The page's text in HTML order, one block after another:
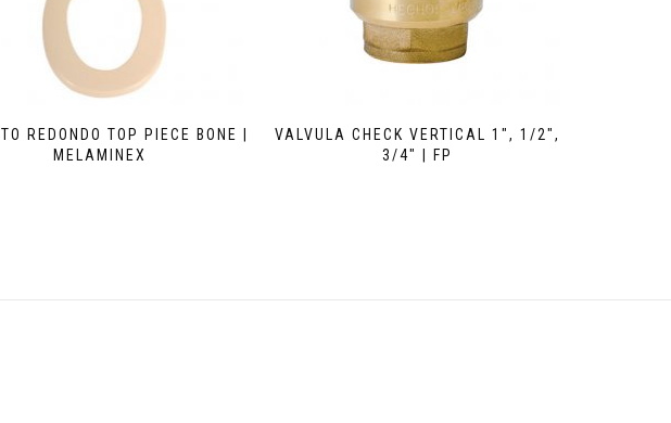
REDONDO TOP PIECE BONE |
MELAMINEX
VALVULA CHECK VERTICAL 1″, 1/2″,
3/4″ | FP